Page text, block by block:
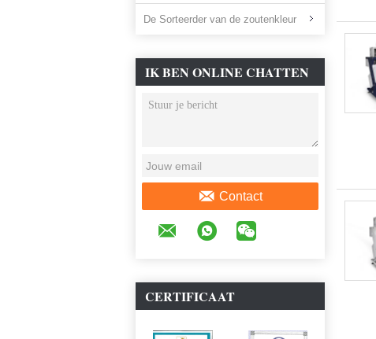
De Sorteerder van de zoutenkleur
IK BEN ONLINE CHATTEN
NU
Contact
CERTIFICAAT